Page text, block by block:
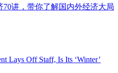
70讲，带你了解国内外经济大局
Lays Off Staff, Is Its ‘Winter’